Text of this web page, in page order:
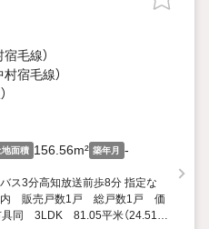
毛線）
村宿毛線）
地面積 156.56m² 築年月 -
ス3分高知放送前歩8分 指定な
販売戸数1戸 総戸数1戸 価
同 3LDK 81.05平米（24.51